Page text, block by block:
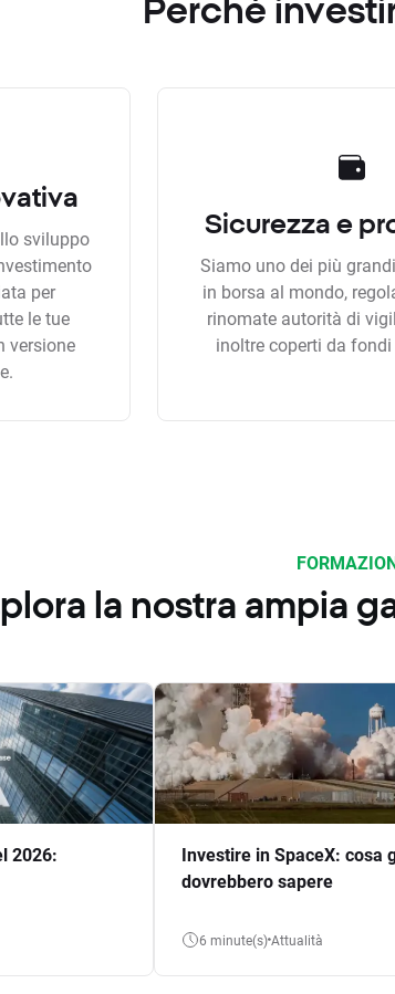
Perchè
sviluppo
per
le tue
versione
Sicurezza e
Siamo uno dei più
in borsa al mondo,
rinomate autorità di
inoltre coperti da
la nostra ampia
2026:
Investire in SpaceX: cosa
dovrebbero sapere
6 minute(s) Attualità